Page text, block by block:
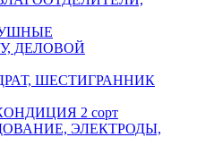
ДЕЛОВОЙ
ШЕСТИГРАННИК
2 сорт
ЭЛЕКТРОДЫ,